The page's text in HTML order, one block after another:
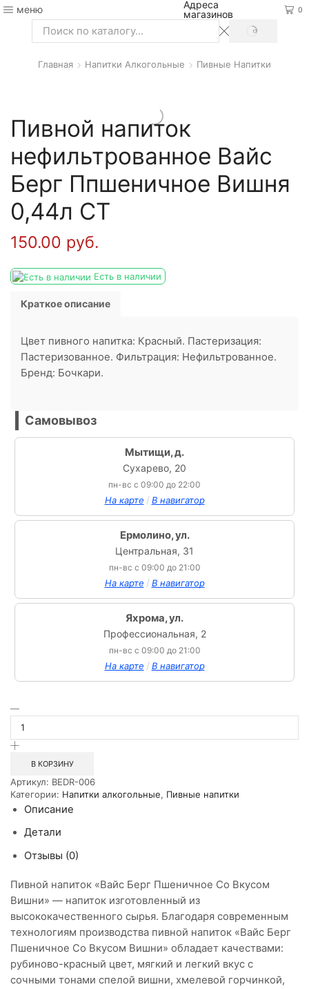
меню
Адреса
магазинов
0
Search
SEARCH
Главная Напитки Алкогольные Пивные Напитки
Пивной напиток
нефильтрованное Вайс
Берг Ппшеничное Вишня
0,44л СТ
150.00 руб.
Есть в наличии
Краткое описание
Цвет пивного напитка: Красный. Пастеризация:
Пастеризованное. Фильтрация: Нефильтрованное.
Бренд: Бочкари.
Самовывоз
Мытищи, д.
Сухарево, 20
пн-вс с 09:00 до 22:00
На карте / В навигатор
Ермолино, ул.
Центральная, 31
пн-вс с 09:00 до 21:00
На карте / В навигатор
Яхрома, ул.
Профессиональная, 2
пн-вс с 09:00 до 21:00
На карте / В навигатор
товара
Пивной
нефильтрованное
Берг
Ппшеничное
Вишня
СТ
В КОРЗИНУ
Артикул: BEDR-006
Категории: Напитки алкогольные, Пивные напитки
Описание
Детали
Отзывы (0)
Пивной напиток «Вайс Берг Пшеничное Со Вкусом
Вишни» — напиток изготовленный из
высококачественного сырья. Благодаря современным
технологиям производства пивной напиток «Вайс Берг
Пшеничное Со Вкусом Вишни» обладает качествами:
рубиново-красный цвет, мягкий и легкий вкус с
сочными тонами спелой вишни, хмелевой горчинкой,